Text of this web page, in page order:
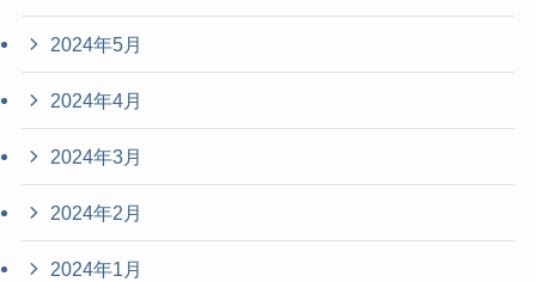
2024年5月
2024年4月
2024年3月
2024年2月
2024年1月